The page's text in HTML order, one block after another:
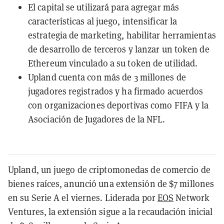
El capital se utilizará para agregar más
características al juego, intensificar la
estrategia de marketing, habilitar herramientas
de desarrollo de terceros y lanzar un token de
Ethereum vinculado a su token de utilidad.
Upland cuenta con más de 3 millones de
jugadores registrados y ha firmado acuerdos
con organizaciones deportivas como FIFA y la
Asociación de Jugadores de la NFL.
Upland, un juego de criptomonedas de comercio de
bienes raíces, anunció una extensión de $7 millones
en su Serie A el viernes. Liderada porEOS Network
Ventures, la extensión sigue a la recaudación inicial